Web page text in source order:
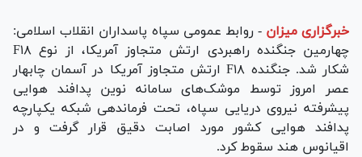
خبرگزاری میزان - روابط عمومی سپاه پاسداران انقلاب اسلامی:
چهارمین جنگنده راهبردی ارتش متجاوز آمریکا، از نوع F۱۸
شکار شد. جنگنده F۱۸ ارتش متجاوز آمریکا در آسمان چابهار
عصر امروز توسط موشک‌های سامانه نوین پدافند هوایی
پیشرفته نیروی دریایی سپاه، تحت فرماندهی شبکه یکپارچه
پدافند هوایی کشور مورد اصابت دقیق قرار گرفت و در
اقیانوس هند سقوط کرد.